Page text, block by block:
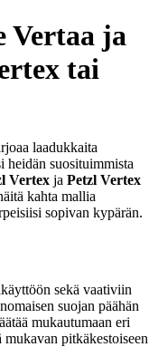
Vertaa ja
tai
laadukkaita
suosituimmista
Vertex ja Petzl Vertex
kahta mallia
sopivan kypärän.
sekä vaativiin
suojan päähän
mukautumaan eri
pitkäkestoiseen